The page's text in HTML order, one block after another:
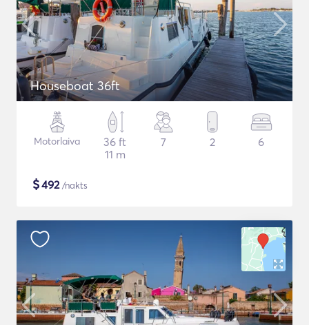
Houseboat 36ft
Motorlaiva
36 ft
11 m
7 2 6
$492/nakts